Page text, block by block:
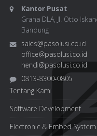
Kantor Pusat
Graha DLA, Jl. Otto
Bandung
sales@pasolusi.co.id
office@pasolusi.co.id
hendi@pasolusi.co.id
0813-8300-0805
Tentang Kami
Software Development
Electronic & Embed System